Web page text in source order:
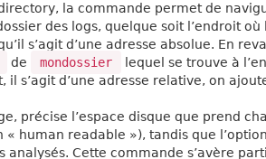
la commande permet de
des logs, quelque soit l’endroit
s’agit d’une adresse absolue. En
de mondossier
lequel se trouve à
il s’agit d’une adresse relative, on
précise l’espace disque que prend
« human readable »), tandis que l’option
analysés. Cette commande s’avère